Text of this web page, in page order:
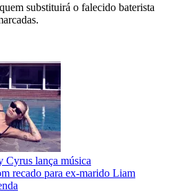
substituirá o falecido baterista
Cyrus lança música
recado para ex-marido Liam